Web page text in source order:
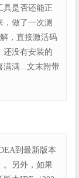
具是否还能正
做了一次测
，直接激活码
还没有安装的
满满...文末附带
到最新版本
。另外，如果